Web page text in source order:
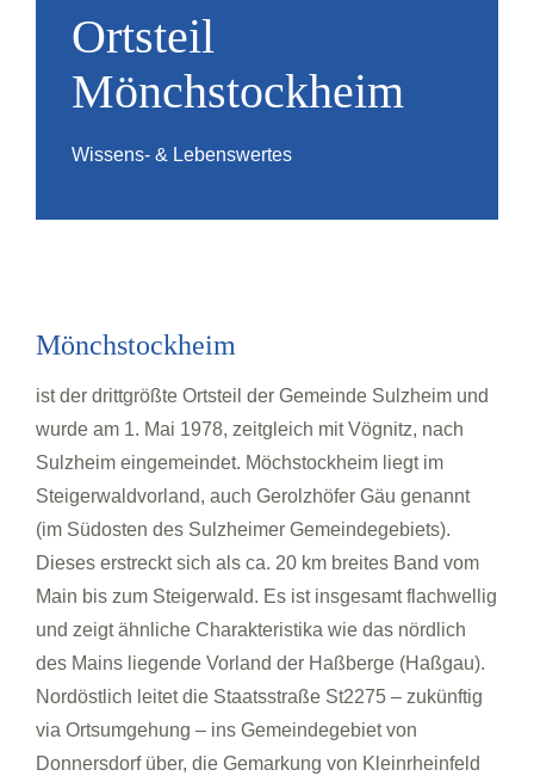
Ortsteil
Mönchstockheim
Wissens- & Lebenswertes
Mönchstockheim
ist der drittgrößte Ortsteil der Gemeinde Sulzheim und
wurde am 1. Mai 1978, zeitgleich mit Vögnitz, nach
Sulzheim eingemeindet. Möchstockheim liegt im
Steigerwaldvorland, auch Gerolzhöfer Gäu genannt
(im Südosten des Sulzheimer Gemeindegebiets).
Dieses erstreckt sich als ca. 20 km breites Band vom
Main bis zum Steigerwald. Es ist insgesamt flachwellig
und zeigt ähnliche Charakteristika wie das nördlich
des Mains liegende Vorland der Haßberge (Haßgau).
Nordöstlich leitet die Staatsstraße St2275 – zukünftig
via Ortsumgehung – ins Gemeindegebiet von
Donnersdorf über, die Gemarkung von Kleinrheinfeld